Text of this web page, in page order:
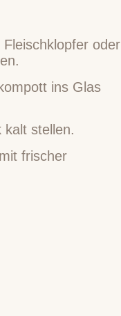
oder
ins Glas
kalt stellen.
frischer